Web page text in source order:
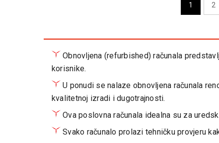
1 2
Obnovljena (refurbished) računala
korisnike.
U ponudi se nalaze obnovljena računala
kvalitetnoj izradi i dugotrajnosti.
Ova poslovna računala idealna su za
Svako računalo prolazi tehničku provjeru